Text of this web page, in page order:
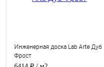
Инженерная доска Lab Arte Дуб
Фрост